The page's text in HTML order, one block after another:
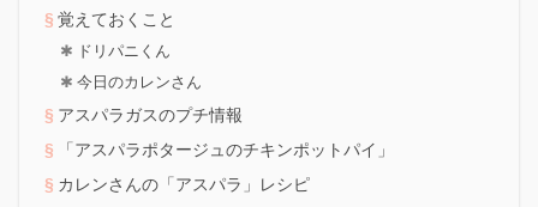
覚えておくこと
ドリパニくん
今日のカレンさん
アスパラガスのプチ情報
「アスパラポタージュのチキンポットパイ」
カレンさんの「アスパラ」レシピ